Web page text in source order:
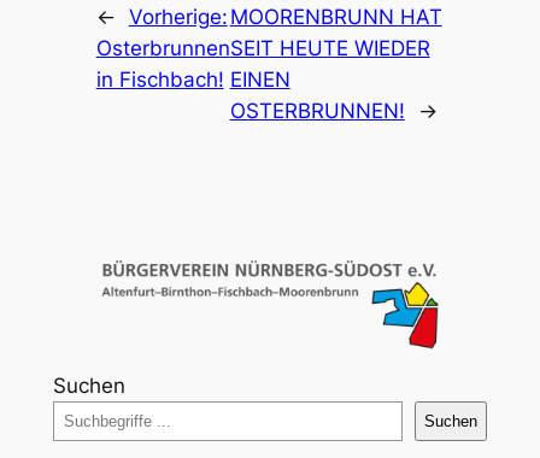
← Vorherige:
Osterbrunnen
in Fischbach!
MOORENBRUNN HAT
SEIT HEUTE WIEDER
EINEN
OSTERBRUNNEN!
→
Suchen
Suchen